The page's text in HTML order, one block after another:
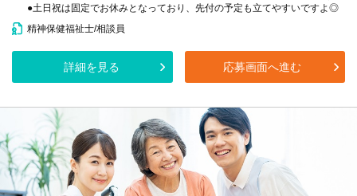
●土日祝は固定でお休みとなっており、先付の予定も立てやすいですよ◎
精神保健福祉士/相談員
詳細を見る 応募画面へ進む